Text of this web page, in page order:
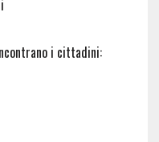
i cittadini: